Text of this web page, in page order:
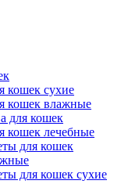
кошек сухие
кошек влажные
для кошек
кошек лечебные
для кошек
для кошек сухие